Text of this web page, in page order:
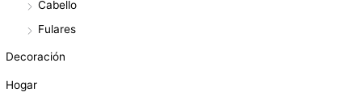
Cabello
Fulares
Decoración
Hogar